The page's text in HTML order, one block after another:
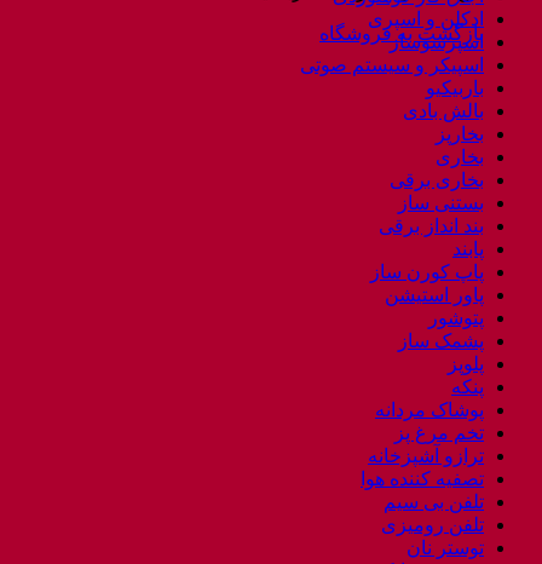
بازگشت به فروشگاه
ادکلن و اسپری
اسپرسوساز
اسپیکر و سیستم صوتی
باربیکیو
بالش بادی
بخارپز
بخاری
بخاری برقی
بستنی ساز
بند انداز برقی
پابند
پاپ کورن ساز
پاور استیشن
پتوشور
پشمک ساز
پلوپز
پنکه
پوشاک مردانه
تخم مرغ پز
ترازو آشپزخانه
تصفیه کننده هوا
تلفن بی سیم
تلفن رومیزی
توستر نان